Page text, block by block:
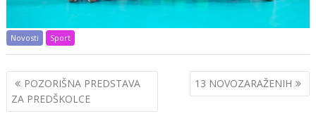
Novosti Sport
Post
navigation
POZORIŠNA PREDSTAVA
ZA PREDŠKOLCE
13 NOVOZARAŽENIH